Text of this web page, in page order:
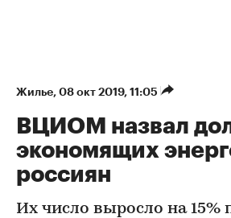
Жилье⁠, 08 окт 2019, 11:05
ВЦИОМ назвал
экономящих
россиян
Их число выросло на 15%